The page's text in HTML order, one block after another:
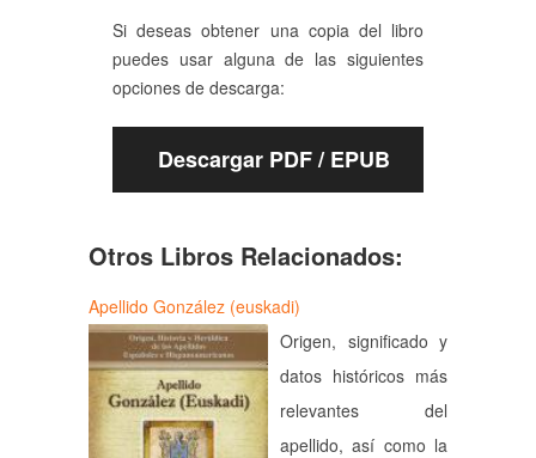
Si deseas obtener una copia del libro
puedes usar alguna de las siguientes
opciones de descarga:
Descargar PDF / EPUB
Otros Libros Relacionados:
Apellido González (euskadi)
Origen, significado y
datos históricos más
relevantes del
apellido, así como la